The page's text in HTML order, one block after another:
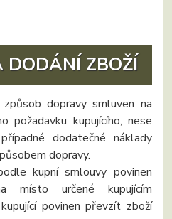
DODÁNÍ ZBOŽÍ
dopravy smluven na
požadavku kupujícího, nese
dodatečné náklady
dopravy.
kupní smlouvy povinen
místo určené kupujícím
povinen převzít zboží